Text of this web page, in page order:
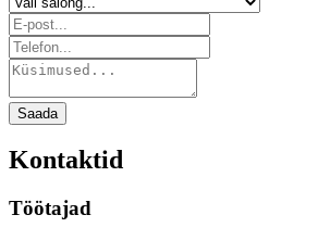
Saada
Kontaktid
Töötajad